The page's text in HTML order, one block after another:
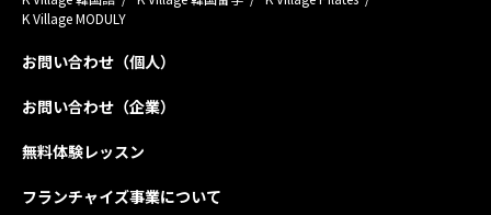
K Village MODULY
お問い合わせ（個人）
お問い合わせ（企業）
無料体験レッスン
フランチャイズ事業について